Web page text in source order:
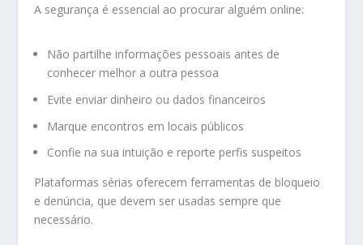
A segurança é essencial ao procurar alguém online:
Não partilhe informações pessoais antes de
conhecer melhor a outra pessoa
Evite enviar dinheiro ou dados financeiros
Marque encontros em locais públicos
Confie na sua intuição e reporte perfis suspeitos
Plataformas sérias oferecem ferramentas de bloqueio
e denúncia, que devem ser usadas sempre que
necessário.